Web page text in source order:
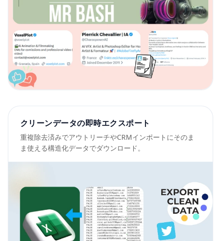
クリーンデータの即時エクスポート
重複除去済みでアウトリーチやCRMインポートにそのま
ま使える構造化データでダウンロード。